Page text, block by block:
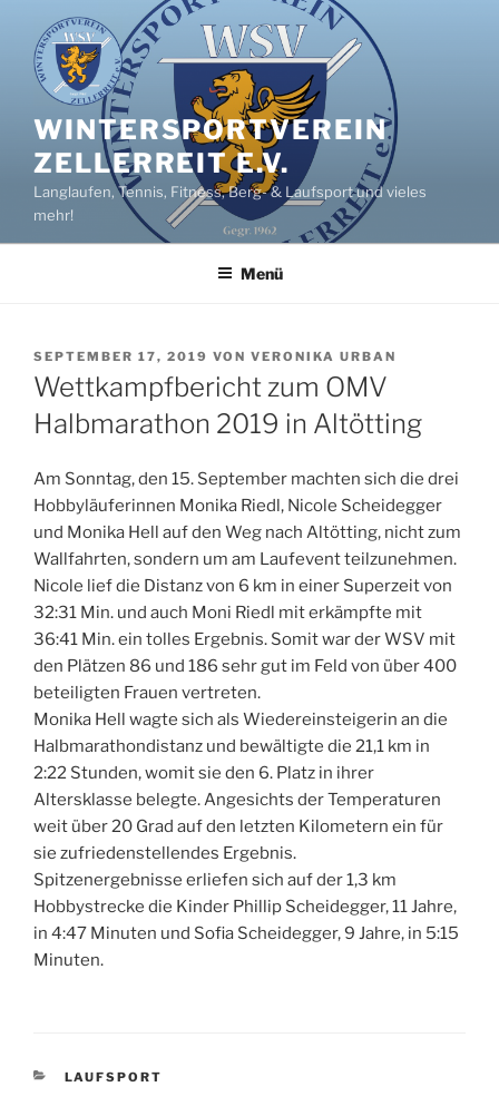
Inhalt
springen
WINTERSPORTVEREIN
ZELLERREIT E.V.
Langlaufen, Tennis, Fitness, Berg- & Laufsport und vieles
mehr!
Menü
VERÖFFENTLICHT
AM
SEPTEMBER 17, 2019 VON VERONIKA URBAN
Wettkampfbericht zum OMV
Halbmarathon 2019 in Altötting
Am Sonntag, den 15. September machten sich die drei
Hobbyläuferinnen Monika Riedl, Nicole Scheidegger
und Monika Hell auf den Weg nach Altötting, nicht zum
Wallfahrten, sondern um am Laufevent teilzunehmen.
Nicole lief die Distanz von 6 km in einer Superzeit von
32:31 Min. und auch Moni Riedl mit erkämpfte mit
36:41 Min. ein tolles Ergebnis. Somit war der WSV mit
den Plätzen 86 und 186 sehr gut im Feld von über 400
beteiligten Frauen vertreten.
Monika Hell wagte sich als Wiedereinsteigerin an die
Halbmarathondistanz und bewältigte die 21,1 km in
2:22 Stunden, womit sie den 6. Platz in ihrer
Altersklasse belegte. Angesichts der Temperaturen
weit über 20 Grad auf den letzten Kilometern ein für
sie zufriedenstellendes Ergebnis.
Spitzenergebnisse erliefen sich auf der 1,3 km
Hobbystrecke die Kinder Phillip Scheidegger, 11 Jahre,
in 4:47 Minuten und Sofia Scheidegger, 9 Jahre, in 5:15
Minuten.
KATEGORIEN
LAUFSPORT